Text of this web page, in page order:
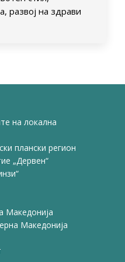
развој на здрави
на локална
плански регион
„Дервен“
Македонија
Македонија